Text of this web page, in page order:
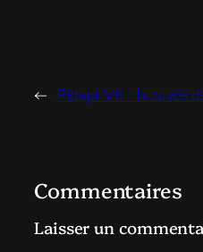
← Pidapi V6 : la cuvée
Commentaires
Laisser un